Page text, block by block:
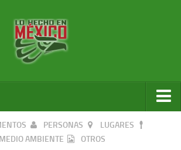
PERSONAS
LUGARES
MEDIO AMBIENTE OTROS